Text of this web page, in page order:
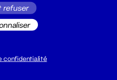
refuser
confidentialité